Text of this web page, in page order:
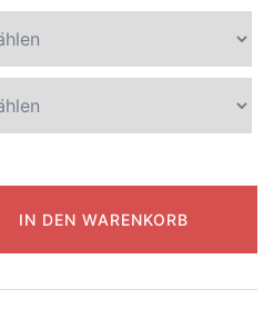
IN DEN WARENKORB